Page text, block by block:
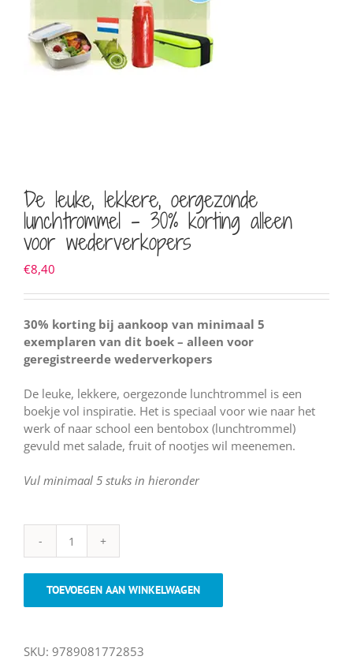
De leuke, lekkere, oergezonde
lunchtrommel – 30% korting alleen
voor wederverkopers
€8,40
30% korting bij aankoop van minimaal 5
exemplaren van dit boek – alleen voor
geregistreerde wederverkopers
De leuke, lekkere, oergezonde lunchtrommel is een
boekje vol inspiratie. Het is speciaal voor wie naar het
werk of naar school een bentobox (lunchtrommel)
gevuld met salade, fruit of nootjes wil meenemen.
Vul minimaal 5 stuks in hieronder
De
lekkere,
30%
TOEVOEGEN AAN WINKELWAGEN
SKU: 9789081772853